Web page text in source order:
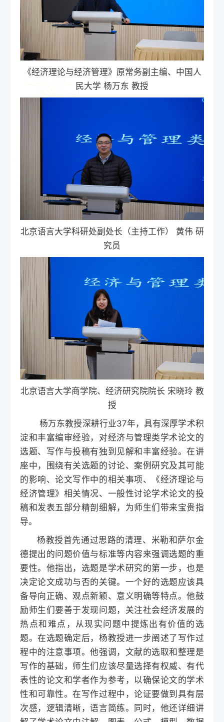
《经济理论与经济管理》原常务副主编、中国人
民大学 杨万东 教授
北京语言大学科研处副处长（主持工作） 黄伟 研
究员
北京语言大学商学院、经济研究院院长 宋晓玲 教
授
杨万东教授深耕行业37年，具有深厚学术积
淀和丰富编审经验，对经济与管理类学术论文的
选题、写作与投稿有独到见解和丰富经验。在讲
座中，围绕有关选题的讨论、案例研究及其可能
的影响、论文写作中的相关事项、《经济理论与
经济管理》相关情况、一般性讨论学术论文的投
稿和发表五部分精剖细解，为师生们带来宝贵指
导。
杨教授首先通过思路的清理、米勒和萨尔金
德提出的问题价值与标准等内容来强调选题的重
要性。他指出，选题是学术研究的第一步，也是
决定论文成功与否的关键。一个好的选题应该具
备导向正确、观点新颖、意义明确等特点。他鼓
励师生们要善于发现问题，关注社会经济发展的
热点和难点，从现实问题中提炼出有价值的选
题。在选题确定后，杨教授进一步阐述了写作过
程中的注意事项。他强调，文献的选取和整理是
写作的基础，师生们应该尽量选择有权威、有代
表性的论文和学者作为参考，以确保论文的学术
性和可靠性。在写作过程中，论证要做到具有层
次感，逻辑清晰，语言简练。同时，他还详细讲